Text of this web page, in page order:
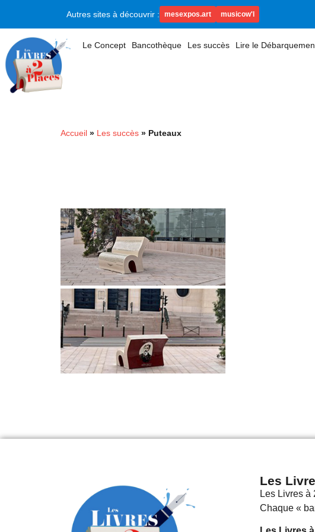
Autres sites à découvrir : mesexpos.art musicow'l
Le Concept Bancothèque Les succès Lire le
Accueil » Les succès » Puteaux
Les
Les Livres à
Chaque «